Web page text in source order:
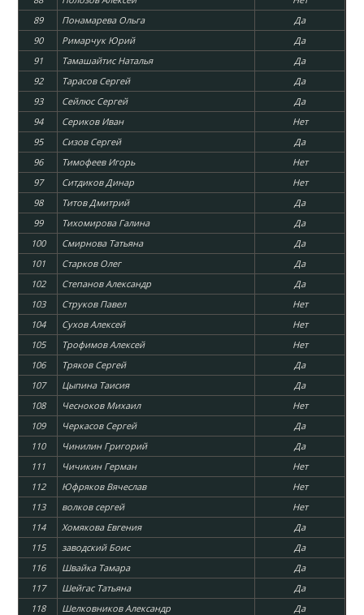
89
Понамарева Ольга
Да
90
Римарчук Юрий
Да
91
Тамашайтис Наталья
Да
92
Тарасов Сергей
Да
93
Сейлюс Сергей
Да
94
Сериков Иван
Нет
95
Сизов Сергей
Да
96
Тимофеев Игорь
Нет
97
Ситдиков Динар
Нет
98
Титов Дмитрий
Да
99
Тихомирова Галина
Да
100
Смирнова Татьяна
Да
101
Старков Олег
Да
102
Степанов Александр
Да
103
Струков Павел
Нет
104
Сухов Алексей
Нет
105
Трофимов Алексей
Нет
106
Тряков Сергей
Да
107
Цыпина Таисия
Да
108
Чесноков Михаил
Нет
109
Черкасов Сергей
Да
110
Чинилин Григорий
Да
111
Чичикин Герман
Нет
112
Юфряков Вячеслав
Нет
113
волков сергей
Нет
114
Хомякова Евгения
Да
115
заводский Боис
Да
116
Швайка Тамара
Да
117
Шейгас Татьяна
Да
118
Шелковников Александр
Да